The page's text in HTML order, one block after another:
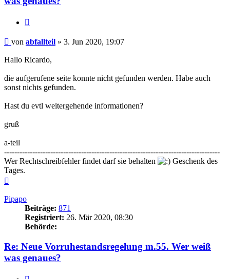
Beitrag
von abfallteil » 3. Jun 2020, 19:07
Hallo Ricardo,
die aufgerufene seite konnte nicht gefunden werden. Habe auch
sonst nichts gefunden.
Hast du evtl weitergehende informationen?
gruß
a-teil
------------------------------------------------------------------------------------
Wer Rechtschreibfehler findet darf sie behalten
Geschenk des
Tages.
Pipapo
Beiträge: 871
Registriert: 26. Mär 2020, 08:30
Behörde:
Re: Neue Vorruhestandsregelung m.55. Wer weiß
was genaues?